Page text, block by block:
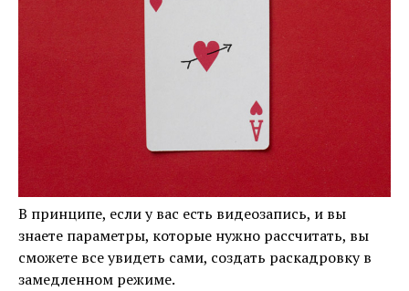
В принципе, если у вас есть видеозапись, и вы
знаете параметры, которые нужно рассчитать, вы
сможете все увидеть сами, создать раскадровку в
замедленном режиме.